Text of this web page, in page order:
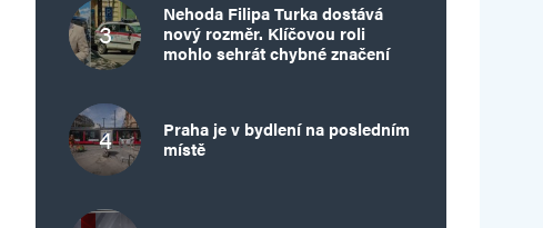
Nehoda Filipa Turka dostává
nový rozměr. Klíčovou roli
mohlo sehrát chybné značení
Praha je v bydlení na posledním
místě